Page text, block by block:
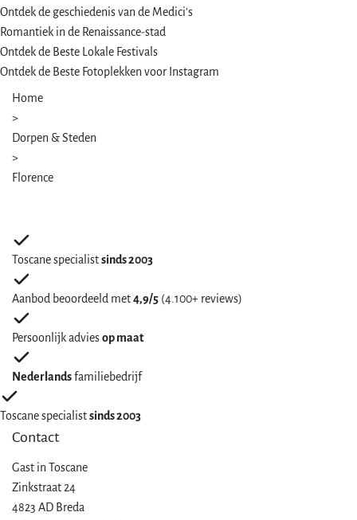
Ontdek de geschiedenis van de Medici's
Romantiek in de Renaissance-stad
Ontdek de Beste Lokale Festivals
Ontdek de Beste Fotoplekken voor Instagram
Home
>
Dorpen & Steden
>
Florence
Toscane specialistsinds 2003
Aanbod beoordeeld met4,9/5 (4.100+ reviews)
Persoonlijk adviesop maat
Nederlandsfamiliebedrijf
Toscane specialistsinds 2003
Contact
Gast in Toscane
Zinkstraat 24
4823 AD Breda